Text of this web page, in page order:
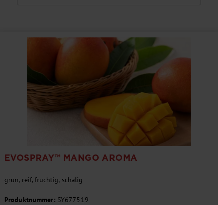
EVOSPRAY™ MANGO AROMA
grün, reif, fruchtig, schalig
Produktnummer: SY677519